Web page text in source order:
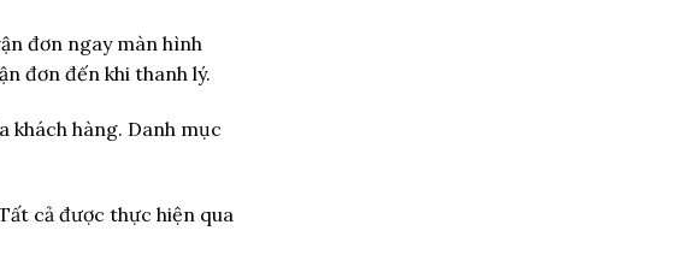
đơn ngay màn hình
đơn đến khi thanh lý.
khách hàng. Danh mục
cả được thực hiện qua